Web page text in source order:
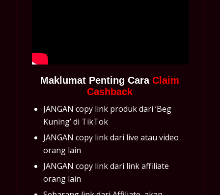
Maklumat Penting CaraClaim
Cashback
JANGAN copy link produk dari ‘Beg
Kuning’ di TikTok
JANGAN copy link dari live atau video
orang lain
JANGAN copy link dari link affiliate
orang lain